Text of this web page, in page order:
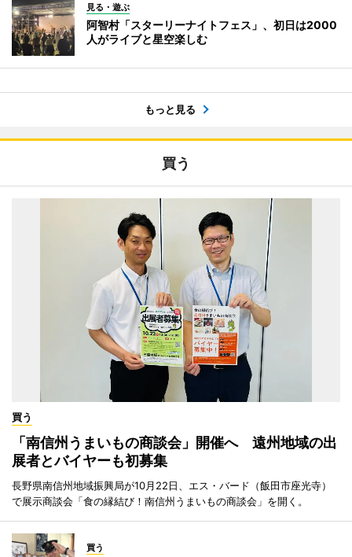
見る・遊ぶ
阿智村「スターリーナイトフェス」、初日は2000
人がライブと星空楽しむ
もっと見る
買う
買う
「南信州うまいもの商談会」開催へ 遠州地域の出
展者とバイヤーも初募集
長野県南信州地域振興局が10月22日、エス・バード（飯田市座光寺）
で展示商談会「食の縁結び！南信州うまいもの商談会」を開く。
買う